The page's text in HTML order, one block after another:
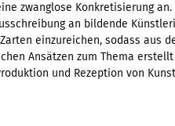
zwanglose Konkretisierung an.
an bildende
einzureichen, sodass aus
Ansätzen zum Thema
und Rezeption von